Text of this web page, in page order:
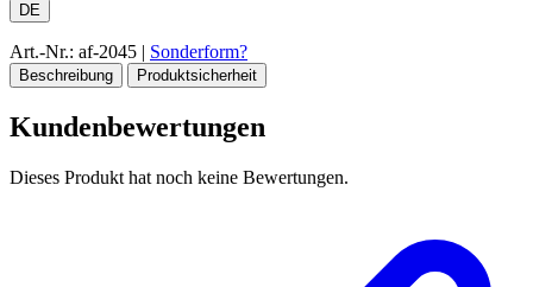
DE
Art.-Nr.: af-2045 | Sonderform?
Beschreibung Produktsicherheit
Kundenbewertungen
Dieses Produkt hat noch keine Bewertungen.